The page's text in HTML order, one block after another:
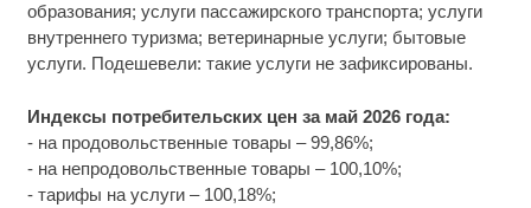
образования; услуги пассажирского транспорта; услуги
внутреннего туризма; ветеринарные услуги; бытовые
услуги. Подешевели: такие услуги не зафиксированы.
Индексы потребительских цен за май 2026 года:
- на продовольственные товары – 99,86%;
- на непродовольственные товары – 100,10%;
- тарифы на услуги – 100,18%;